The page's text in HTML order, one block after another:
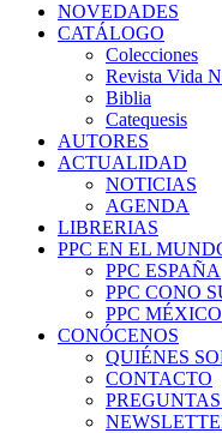
NOVEDADES
CATÁLOGO
Colecciones
Revista Vida
Biblia
Catequesis
AUTORES
ACTUALIDAD
NOTICIAS
AGENDA
LIBRERIAS
PPC EN EL
PPC ESPAÑA
PPC CONO
PPC MÉXICO
CONÓCENOS
QUIÉNES
CONTACTO